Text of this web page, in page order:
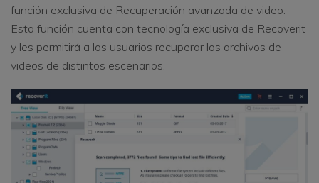
función exclusiva de Recuperación avanzada de video.
Esta función cuenta con tecnología exclusiva de Recoverit
y les permitirá a los usuarios recuperar los archivos de
videos de distintos escenarios.